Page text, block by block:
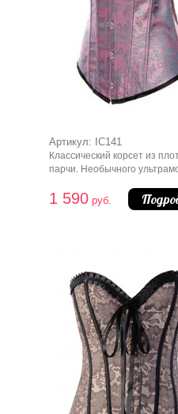
Артикул: IC141
Классический корсет из
парчи. Необычного
с легким черным узором,
тесьма по краям лифа и по
бюска, сзади - шнуровка
1 590 руб.